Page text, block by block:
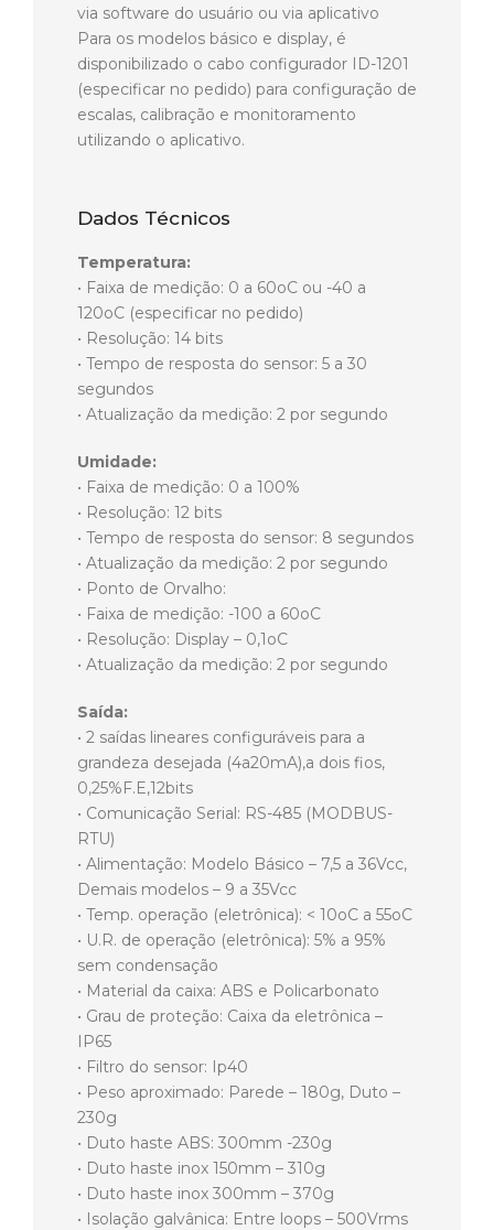
via software do usuário ou via aplicativo
Para os modelos básico e display, é
disponibilizado o cabo configurador ID-1201
(especificar no pedido) para configuração de
escalas, calibração e monitoramento
utilizando o aplicativo.
Dados Técnicos
Temperatura:
• Faixa de medição: 0 a 60oC ou -40 a
120oC (especificar no pedido)
• Resolução: 14 bits
• Tempo de resposta do sensor: 5 a 30
segundos
• Atualização da medição: 2 por segundo
Umidade:
• Faixa de medição: 0 a 100%
• Resolução: 12 bits
• Tempo de resposta do sensor: 8 segundos
• Atualização da medição: 2 por segundo
• Ponto de Orvalho:
• Faixa de medição: -100 a 60oC
• Resolução: Display – 0,1oC
• Atualização da medição: 2 por segundo
Saída:
• 2 saídas lineares configuráveis para a
grandeza desejada (4a20mA),a dois fios,
0,25%F.E,12bits
• Comunicação Serial: RS-485 (MODBUS-
RTU)
• Alimentação: Modelo Básico – 7,5 a 36Vcc,
Demais modelos – 9 a 35Vcc
• Temp. operação (eletrônica): < 10oC a 55oC
• U.R. de operação (eletrônica): 5% a 95%
sem condensação
• Material da caixa: ABS e Policarbonato
• Grau de proteção: Caixa da eletrônica –
IP65
• Filtro do sensor: Ip40
• Peso aproximado: Parede – 180g, Duto –
230g
• Duto haste ABS: 300mm -230g
• Duto haste inox 150mm – 310g
• Duto haste inox 300mm – 370g
• Isolação galvânica: Entre loops – 500Vrms